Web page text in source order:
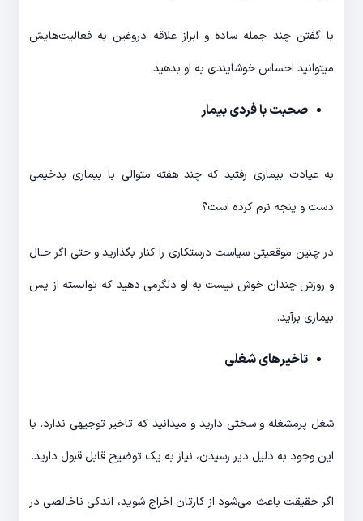
با گفتن چند جمله ساده و ابراز علاقه دروغین به فعالیت‌هایش
میتوانید احساس خوشایندی به او بدهید.
صحبت با فردی بیمار
به عیادت بیماری رفتید که چند هفته متوالی با بیماری بدخیمی
دست و پنجه نرم کرده است؟
در چنین موقعیتی سیاست درستکاری را کنار بگذارید و حتی اگر حـال
و روزش چندان خوش نیست به او دلگرمی دهید که توانسته از پس
بیماری برآید.
تاخیرهای شغلی
شغل پرمشغله و سختی دارید و میدانید که تاخیر توجیهی ندارد. با
این وجود به دلیل دیر رسیدن، نیاز به یک توضیح قابل قبول دارید.
اگر حقیقت باعث می‌شود از کارتان اخراج شوید، اندکی ناخالصی در